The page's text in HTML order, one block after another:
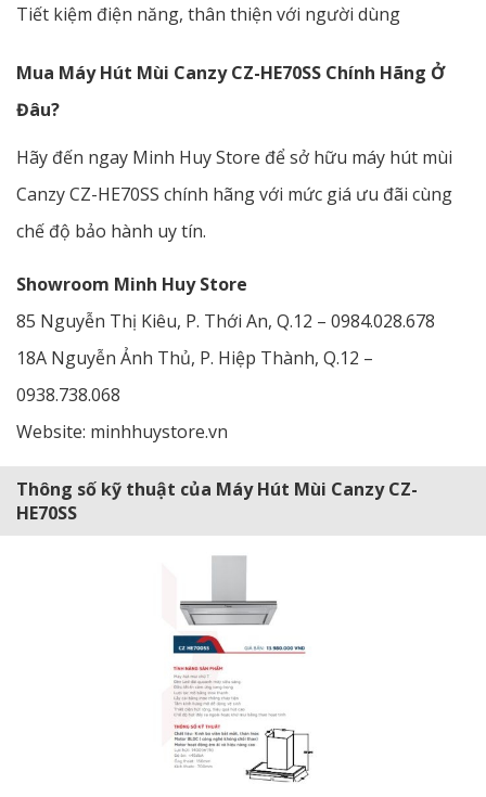
Tiết kiệm điện năng, thân thiện với người dùng
Mua Máy Hút Mùi Canzy CZ-HE70SS Chính Hãng Ở
Đâu?
Hãy đến ngay Minh Huy Store để sở hữu máy hút mùi
Canzy CZ-HE70SS chính hãng với mức giá ưu đãi cùng
chế độ bảo hành uy tín.
Showroom Minh Huy Store
85 Nguyễn Thị Kiêu, P. Thới An, Q.12 – 0984.028.678
18A Nguyễn Ảnh Thủ, P. Hiệp Thành, Q.12 –
0938.738.068
Website: minhhuystore.vn
Thông số kỹ thuật của Máy Hút Mùi Canzy CZ-
HE70SS